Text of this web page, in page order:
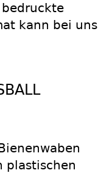
kann bei uns
plastischen